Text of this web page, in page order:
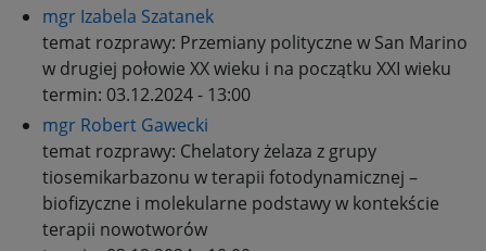
mgr Izabela Szatanek
temat rozprawy: Przemiany polityczne w San Marino
w drugiej połowie XX wieku i na początku XXI wieku
termin: 03.12.2024 - 13:00
mgr Robert Gawecki
temat rozprawy: Chelatory żelaza z grupy
tiosemikarbazonu w terapii fotodynamicznej –
biofizyczne i molekularne podstawy w kontekście
terapii nowotworów